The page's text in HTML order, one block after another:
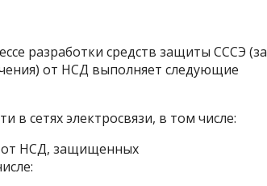
разработки средств защиты СССЭ (за
от НСД выполняет следующие
в сетях электросвязи, в том числе:
от НСД, защищенных